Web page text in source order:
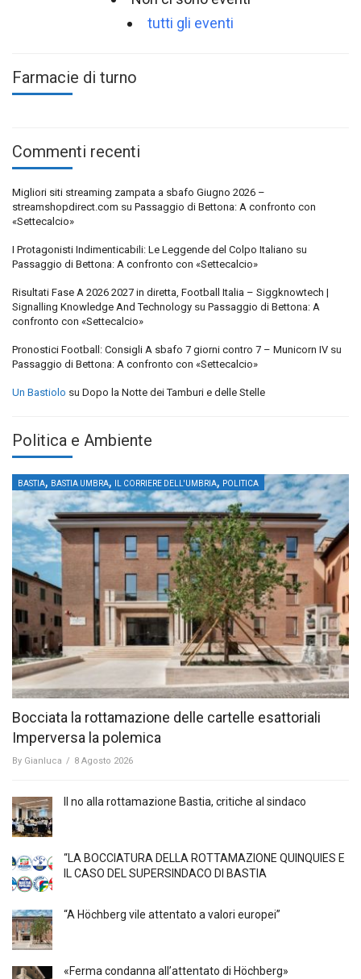
tutti gli eventi
Farmacie di turno
Commenti recenti
Migliori siti streaming zampata a sbafo Giugno 2026 –
streamshopdirect.com su Passaggio di Bettona: A confronto con
«Settecalcio»
I Protagonisti Indimenticabili: Le Leggende del Colpo Italiano su
Passaggio di Bettona: A confronto con «Settecalcio»
Risultati Fase A 2026 2027 in diretta, Football Italia – Siggknowtech |
Signalling Knowledge And Technology su Passaggio di Bettona: A
confronto con «Settecalcio»
Pronostici Football: Consigli A sbafo 7 giorni contro 7 – Municorn IV su
Passaggio di Bettona: A confronto con «Settecalcio»
Un Bastiolo su Dopo la Notte dei Tamburi e delle Stelle
Politica e Ambiente
BASTIA, BASTIA UMBRA, IL CORRIERE DELL'UMBRIA, POLITICA
Bocciata la rottamazione delle cartelle esattoriali
Imperversa la polemica
By Gianluca / 8 Agosto 2026
Il no alla rottamazione Bastia, critiche al sindaco
“LA BOCCIATURA DELLA ROTTAMAZIONE QUINQUIES E
IL CASO DEL SUPERSINDACO DI BASTIA
“A Höchberg vile attentato a valori europei”
«Ferma condanna all’attentato di Höchberg»